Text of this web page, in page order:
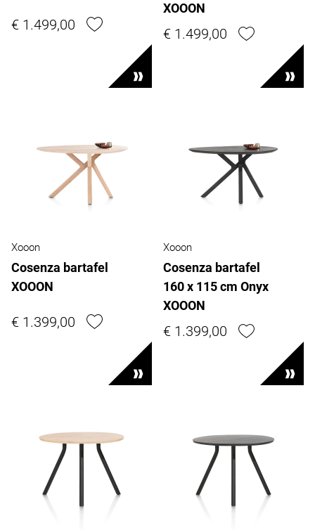
€ 1.499,00
XOOON
€ 1.499,00
Xooon
Cosenza bartafel
XOOON
€ 1.399,00
Xooon
Cosenza bartafel
160 x 115 cm Onyx
XOOON
€ 1.399,00